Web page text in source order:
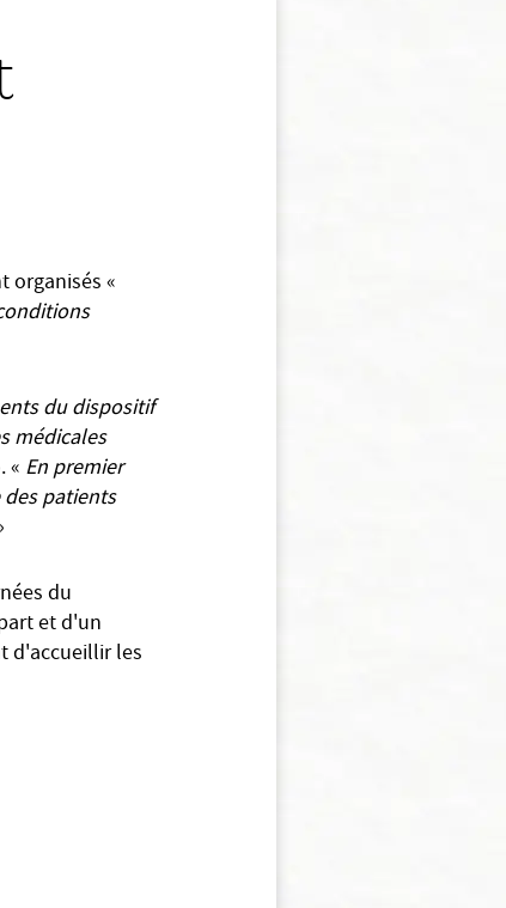
organisés «
du dispositif
médicales
« En premier
patients
du
et d'un
d'accueillir les